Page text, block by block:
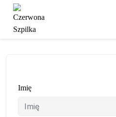
Przejdź
treści
Imię